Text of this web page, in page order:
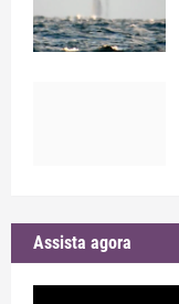
Assista agora